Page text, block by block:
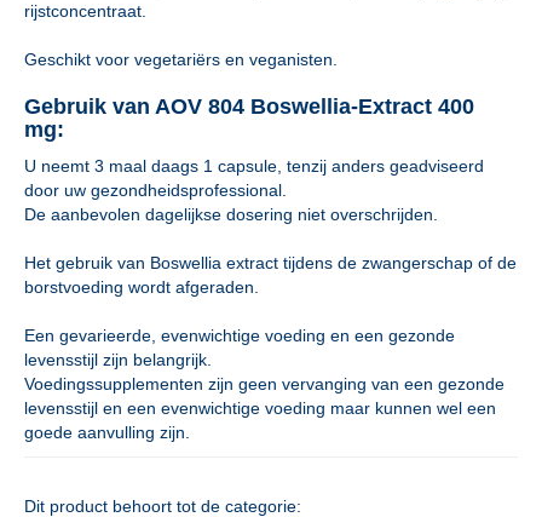
rijstconcentraat.
Geschikt voor vegetariërs en veganisten.
Gebruik van AOV 804 Boswellia-Extract 400
mg:
U neemt 3 maal daags 1 capsule, tenzij anders geadviseerd
door uw gezondheidsprofessional.
De aanbevolen dagelijkse dosering niet overschrijden.
Het gebruik van Boswellia extract tijdens de zwangerschap of de
borstvoeding wordt afgeraden.
Een gevarieerde, evenwichtige voeding en een gezonde
levensstijl zijn belangrijk.
Voedingssupplementen zijn geen vervanging van een gezonde
levensstijl en een evenwichtige voeding maar kunnen wel een
goede aanvulling zijn.
Dit product behoort tot de categorie: